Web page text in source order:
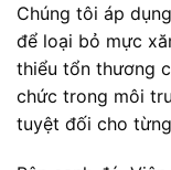
Chúng tôi áp
để loại bỏ mực
thiểu tổn thương
chức trong môi
tuyệt đối cho